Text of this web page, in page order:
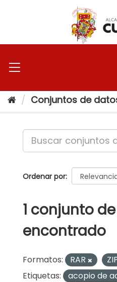
Conjuntos de
Ordenar por
1 conjunto
encontrado
Formatos: RAR
Etiquetas:
acopio de